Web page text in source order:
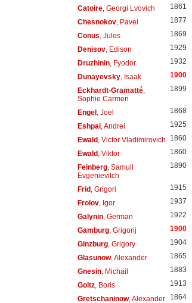
Catoire, Georgi Lvovich 1861
Chesnokov, Pavel 1877
Conus , Jules 1869
Denisov, Edison 1929
Druzhinin, Fyodor 1932
Dunayevsky, Isaak 1900
Eckhardt-Gramatté,
Sophie Carmen
1899
Engel, Joel 1868
Eshpai, Andrei 1925
Ewald, Victor Vladimirovich 1860
Ewald, Viktor 1860
Feinberg, Samuil
Evgenievitch
1890
Frid, Grigori 1915
Frolov, Igor 1937
Galynin, German 1922
Gamburg, Grigorij 1900
Ginzburg, Grigory 1904
Glasunow, Alexander 1865
Gnesin, Michail 1883
Goltz, Boris 1913
Gretschaninow, Alexander 1864